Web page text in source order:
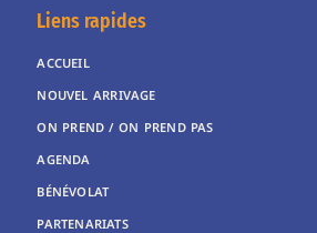
Liens rapides
ACCUEIL
NOUVEL ARRIVAGE
ON PREND / ON PREND PAS
AGENDA
BÉNÉVOLAT
PARTENARIATS